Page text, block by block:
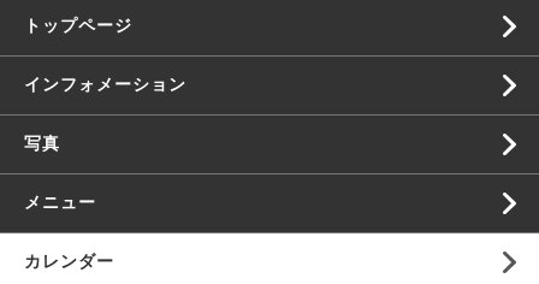
トップページ
インフォメーション
写真
メニュー
カレンダー